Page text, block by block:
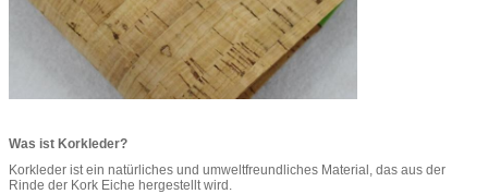
Was ist Korkleder?
Korkleder ist ein natürliches und umweltfreundliches Material, das aus der
Rinde der Kork Eiche hergestellt wird.